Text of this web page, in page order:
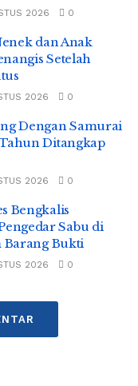
2026 0
dan Anak
Setelah
2026 0
Dengan Samurai
Ditangkap
2026 0
Bengkalis
Sabu di
Barang Bukti
2026 0